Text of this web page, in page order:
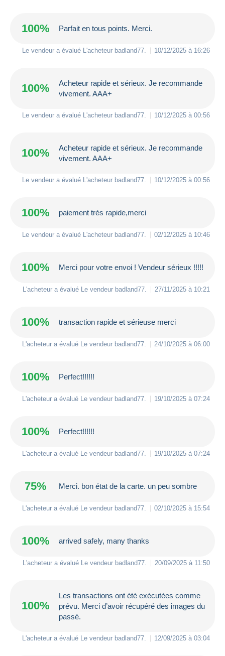
100% Parfait en tous points. Merci.
Le vendeur a évalué L'acheteur badland77 10/12/2025 à 16:26
100%
Acheteur rapide et sérieux. Je recommande
vivement. AAA+
Le vendeur a évalué L'acheteur badland77 10/12/2025 à 00:56
100%
Acheteur rapide et sérieux. Je recommande
vivement. AAA+
Le vendeur a évalué L'acheteur badland77 10/12/2025 à 00:56
100% paiement très rapide,merci
Le vendeur a évalué L'acheteur badland77 02/12/2025 à 10:46
100% Merci pour votre envoi ! Vendeur sérieux !!!!!
L'acheteur a évalué Le vendeur badland77 27/11/2025 à 10:21
100% transaction rapide et sérieuse merci
L'acheteur a évalué Le vendeur badland77 24/10/2025 à 06:00
100% Perfect!!!!!!
L'acheteur a évalué Le vendeur badland77 19/10/2025 à 07:24
100% Perfect!!!!!!
L'acheteur a évalué Le vendeur badland77 19/10/2025 à 07:24
75% Merci. bon état de la carte. un peu sombre
L'acheteur a évalué Le vendeur badland77 02/10/2025 à 15:54
100% arrived safely, many thanks
L'acheteur a évalué Le vendeur badland77 20/09/2025 à 11:50
100%
Les transactions ont été exécutées comme
prévu. Merci d’avoir récupéré des images du
passé.
L'acheteur a évalué Le vendeur badland77 12/09/2025 à 03:04